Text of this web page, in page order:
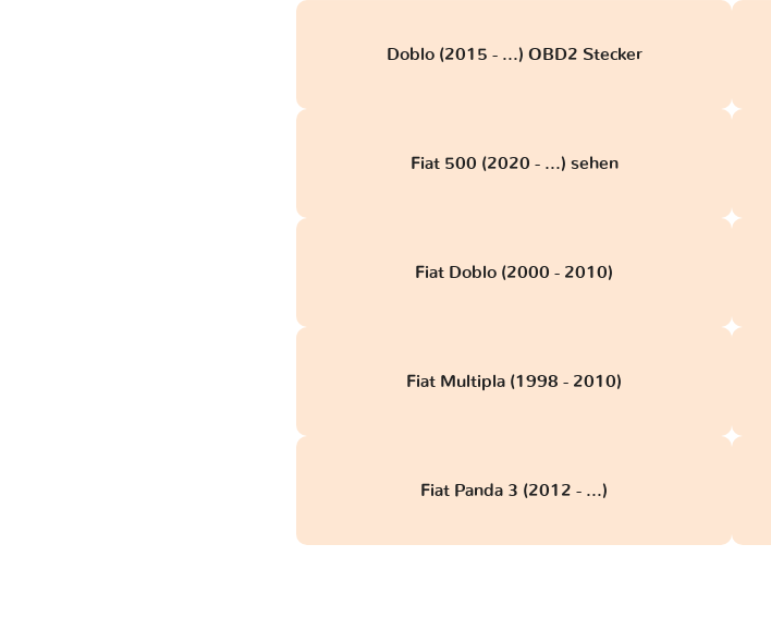
Doblo (2015 - ...) OBD2 Stecker
Fiat 500 (2020 - ...) sehen
Fiat Doblo (2000 - 2010)
Fiat Multipla (1998 - 2010)
Fiat Panda 3 (2012 - ...)